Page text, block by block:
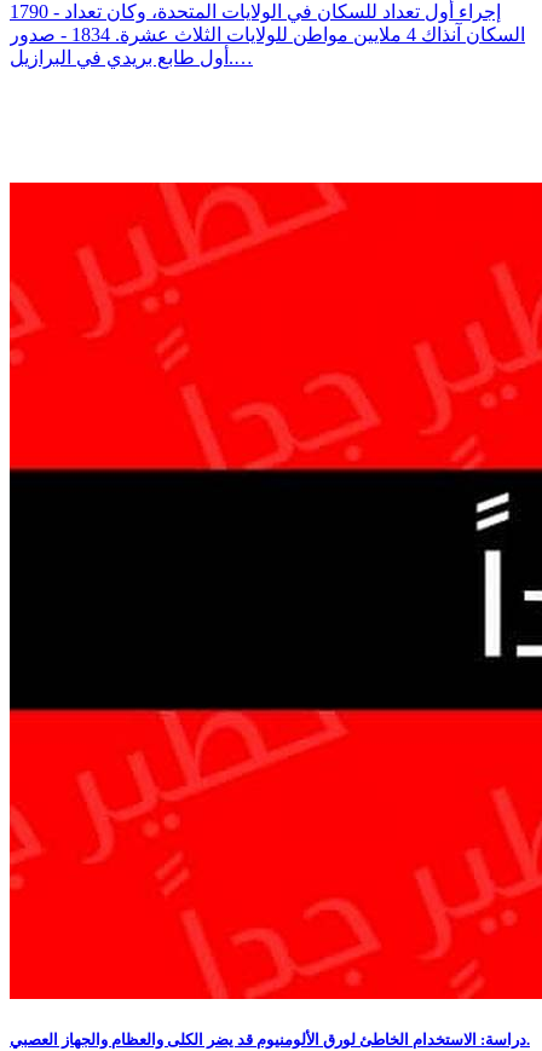
1790 - إجراء أول تعداد للسكان في الولايات المتحدة، وكان تعداد
السكان آنذاك 4 ملايين مواطن للولايات الثلاث عشرة. 1834 - صدور
أول طابع بريدي في البرازيل.…
دراسة: الاستخدام الخاطئ لورق الألومنيوم قد يضر الكلى والعظام والجهاز العصبي.